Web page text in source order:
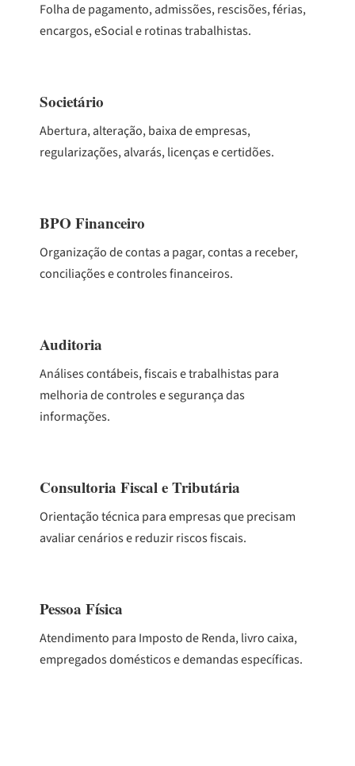
Folha de pagamento, admissões, rescisões, férias,
encargos, eSocial e rotinas trabalhistas.
Societário
Abertura, alteração, baixa de empresas,
regularizações, alvarás, licenças e certidões.
BPO Financeiro
Organização de contas a pagar, contas a receber,
conciliações e controles financeiros.
Auditoria
Análises contábeis, fiscais e trabalhistas para
melhoria de controles e segurança das
informações.
Consultoria Fiscal e Tributária
Orientação técnica para empresas que precisam
avaliar cenários e reduzir riscos fiscais.
Pessoa Física
Atendimento para Imposto de Renda, livro caixa,
empregados domésticos e demandas específicas.